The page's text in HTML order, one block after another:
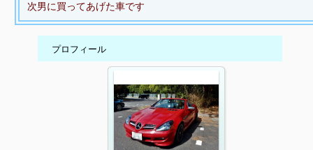
次男に買ってあげた車です
プロフィール